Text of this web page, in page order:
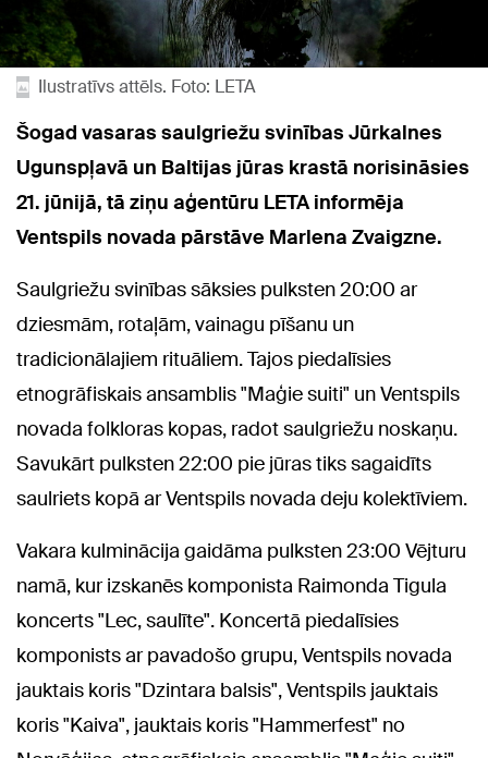
Ilustratīvs attēls. Foto: LETA
Šogad vasaras saulgriežu svinības Jūrkalnes
Ugunspļavā un Baltijas jūras krastā norisināsies
21. jūnijā, tā ziņu aģentūru LETA informēja
Ventspils novada pārstāve Marlena Zvaigzne.
Saulgriežu svinības sāksies pulksten 20:00 ar
dziesmām, rotaļām, vainagu pīšanu un
tradicionālajiem rituāliem. Tajos piedalīsies
etnogrāfiskais ansamblis "Maģie suiti" un Ventspils
novada folkloras kopas, radot saulgriežu noskaņu.
Savukārt pulksten 22:00 pie jūras tiks sagaidīts
saulriets kopā ar Ventspils novada deju kolektīviem.
Vakara kulminācija gaidāma pulksten 23:00 Vējturu
namā, kur izskanēs komponista Raimonda Tigula
koncerts "Lec, saulīte". Koncertā piedalīsies
komponists ar pavadošo grupu, Ventspils novada
jauktais koris "Dzintara balsis", Ventspils jauktais
koris "Kaiva", jauktais koris "Hammerfest" no